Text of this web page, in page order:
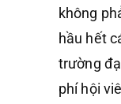
không
hầu hết
trường
phí hội